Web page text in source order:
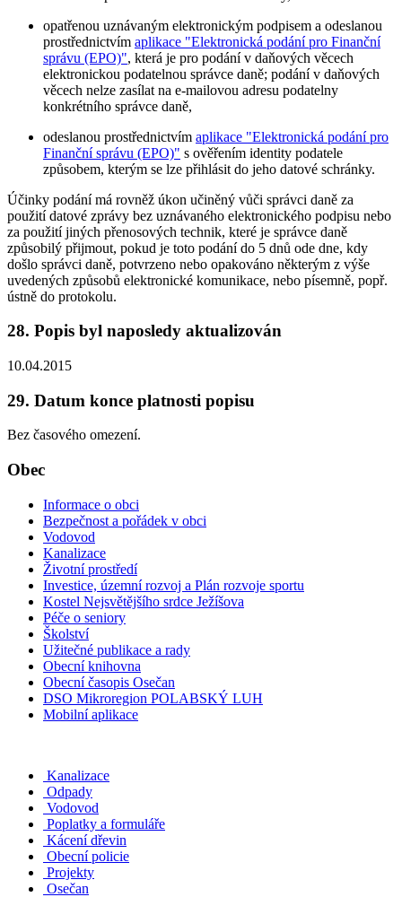
opatřenou uznávaným elektronickým podpisem a odeslanou
prostřednictvím aplikace "Elektronická podání pro Finanční
správu (EPO)", která je pro podání v daňových věcech
elektronickou podatelnou správce daně; podání v daňových
věcech nelze zasílat na e-mailovou adresu podatelny
konkrétního správce daně,
odeslanou prostřednictvím aplikace "Elektronická podání pro
Finanční správu (EPO)" s ověřením identity podatele
způsobem, kterým se lze přihlásit do jeho datové schránky.
Účinky podání má rovněž úkon učiněný vůči správci daně za
použití datové zprávy bez uznávaného elektronického podpisu nebo
za použití jiných přenosových technik, které je správce daně
způsobilý přijmout, pokud je toto podání do 5 dnů ode dne, kdy
došlo správci daně, potvrzeno nebo opakováno některým z výše
uvedených způsobů elektronické komunikace, nebo písemně, popř.
ústně do protokolu.
28. Popis byl naposledy aktualizován
10.04.2015
29. Datum konce platnosti popisu
Bez časového omezení.
Obec
Informace o obci
Bezpečnost a pořádek v obci
Vodovod
Kanalizace
Životní prostředí
Investice, územní rozvoj a Plán rozvoje sportu
Kostel Nejsvětějšího srdce Ježíšova
Péče o seniory
Školství
Užitečné publikace a rady
Obecní knihovna
Obecní časopis Osečan
DSO Mikroregion POLABSKÝ LUH
Mobilní aplikace
Kanalizace
Odpady
Vodovod
Poplatky a formuláře
Kácení dřevin
Obecní policie
Projekty
Osečan